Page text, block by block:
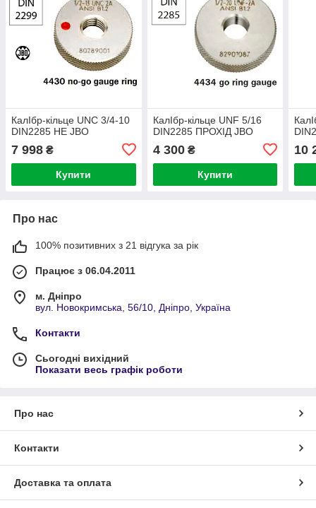
КалІбр-кільце UNC 3/4-10
DIN2285 НЕ JBO
7 998 ₴
Купити
КалІбр-кільце UNF 5/16
DIN2285 ПРОХІД JBO
4 300₴
Купити
10
Про нас
100% позитивних з 21 відгука за рік
Працює з 06.04.2011
м. Дніпро
вул. Новокримська, 56/10, Дніпро, Україна
Контакти
Сьогодні вихідний
Показати весь графік роботи
Про нас
Контакти
Доставка та оплата